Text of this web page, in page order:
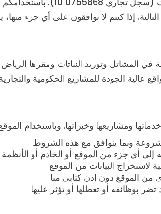
إذا كنتم لا توافقون على أي جزء
وتوريد النباتات ومقرها
عالية الجودة للمشاريع الحكومية
ومشاريعها وخبراتها. وباستخدام
وبما يتوافق مع هذه الشروط
أي جزء من الموقع أو الخادم أو الأنظمة
لاستخراج البيانات من الموقع
الموقع دون إذن كتابي منا
بوظائفه أو تعطلها أو تؤثر عليها